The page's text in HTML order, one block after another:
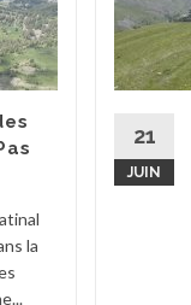
la
21
JUIN